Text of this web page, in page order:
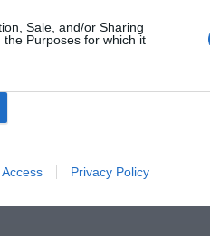
Sale, and/or Sharing
Purposes for which it
Privacy Policy